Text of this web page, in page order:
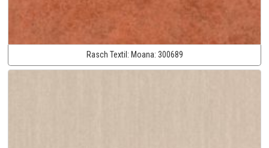
Rasch Textil: Moana: 300689